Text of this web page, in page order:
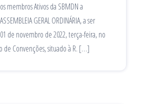
membros Ativos da SBMDN a
GERAL ORDINÁRIA, a ser
de novembro de 2022, terça-feira, no
de Convenções, situado à R. […]